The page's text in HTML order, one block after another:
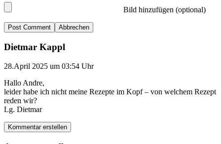
Bild hinzufügen (optional)
Abbrechen
Dietmar Kappl
28.April 2025 um 03:54 Uhr
Hallo Andre,
leider habe ich nicht meine Rezepte im Kopf – von welchem Rezept
reden wir?
Lg. Dietmar
Kommentar erstellen